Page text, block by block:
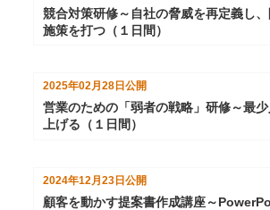
競合対策研修～自社の脅威を再定義し
施策を打つ（１日間）
2025年02月28日 公開
営業のための「弱者の戦略」研修～最
上げる（１日間）
2024年12月23日公開
顧客を動かす提案書作成講座～